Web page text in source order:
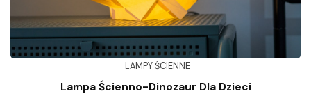
LAMPY ŚCIENNE
Lampa Ścienno-Dinozaur Dla Dzieci